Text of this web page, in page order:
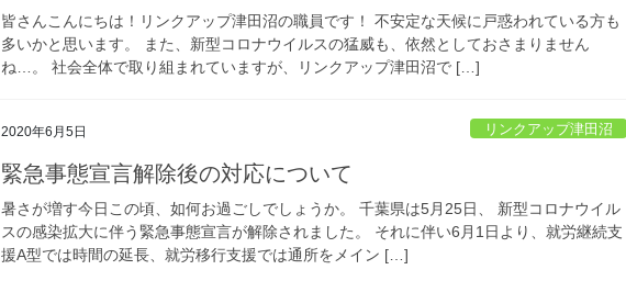
皆さんこんにちは！リンクアップ津田沼の職員です！ 不安定な天候に戸惑われている方も
多いかと思います。 また、新型コロナウイルスの猛威も、依然としておさまりません
ね…。 社会全体で取り組まれていますが、リンクアップ津田沼で […]
2020年6月5日 リンクアップ津田沼
緊急事態宣言解除後の対応について
暑さが増す今日この頃、如何お過ごしでしょうか。 千葉県は5月25日、 新型コロナウイル
スの感染拡大に伴う緊急事態宣言が解除されました。 それに伴い6月1日より、就労継続支
援A型では時間の延長、就労移行支援では通所をメイン […]